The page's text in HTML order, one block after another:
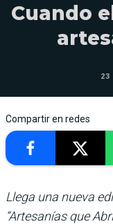
Cuando
23
Compartir en redes
Llega una nueva
“Artesanías que